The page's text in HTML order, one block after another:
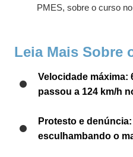
PMES, sobre o curso
Leia Mais Sobre
Velocidade máxima:
passou a 124 km/h
Protesto e denúncia:
esculhambando o